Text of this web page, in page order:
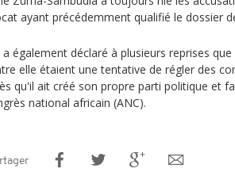
ayant précédemment qualifié le dossier
a également déclaré à plusieurs reprises
elle étaient une tentative de régler des
qu'il ait créé son propre parti politique et
national africain (ANC).